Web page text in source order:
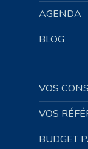
AGENDA
BLOG
VOS
VOS
BUDGET